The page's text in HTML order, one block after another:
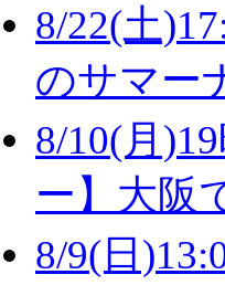
8/22(土
のサマー
8/10(月
ー】大阪
8/9(日